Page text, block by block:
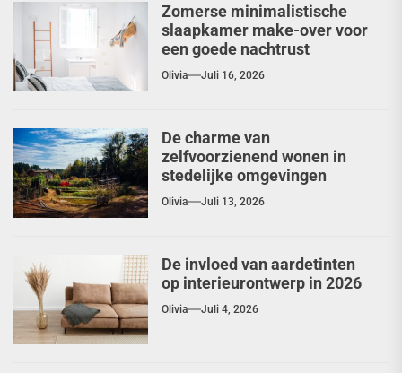
Zomerse minimalistische
slaapkamer make-over voor
een goede nachtrust
Olivia Juli 16, 2026
De charme van
zelfvoorzienend wonen in
stedelijke omgevingen
Olivia Juli 13, 2026
De invloed van aardetinten
op interieurontwerp in 2026
Olivia Juli 4, 2026